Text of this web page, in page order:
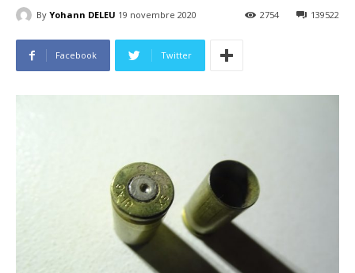
By Yohann DELEU 19 novembre 2020 139522
2754
Facebook Twitter